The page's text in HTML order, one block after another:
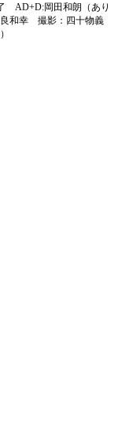
AD+D:岡田和朗（あり
和幸 撮影：四十物義